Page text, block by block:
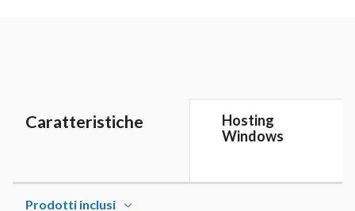
Caratteristiche
Hosting
Windows
Prodotti inclusi